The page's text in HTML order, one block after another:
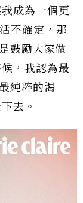
成為一個更
不確定，那
鼓勵大家做
，我認為最
純粹的渴
去。」